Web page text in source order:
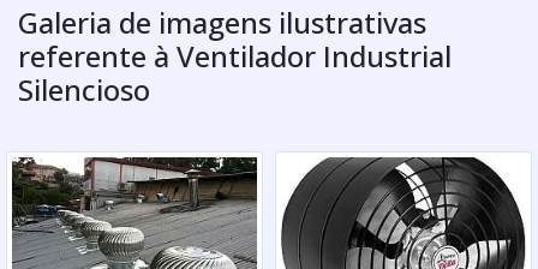
Galeria de imagens ilustrativas
referente à Ventilador Industrial
Silencioso